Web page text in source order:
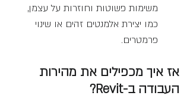
משימות פשוטות וחוזרות על עצמן,
כמו יצירת אלמנטים זהים או שינוי
פרמטרים.
אז איך מכפילים את מהירות
העבודה ב-Revit?